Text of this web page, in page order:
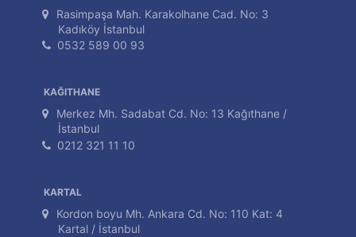
Rasimpaşa Mah. Karakolhane Cad. No: 3
Kadıköy İstanbul
0532 589 00 93
KAĞITHANE
Merkez Mh. Sadabat Cd. No: 13 Kağıthane /
İstanbul
0212 321 11 10
KARTAL
Kordon boyu Mh. Ankara Cd. No: 110 Kat: 4
Kartal / İstanbul